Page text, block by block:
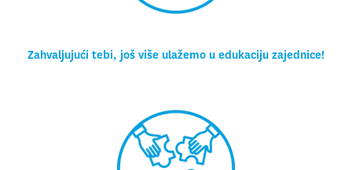
Zahvaljujući tebi, još više ulažemo u edukaciju zajednice!